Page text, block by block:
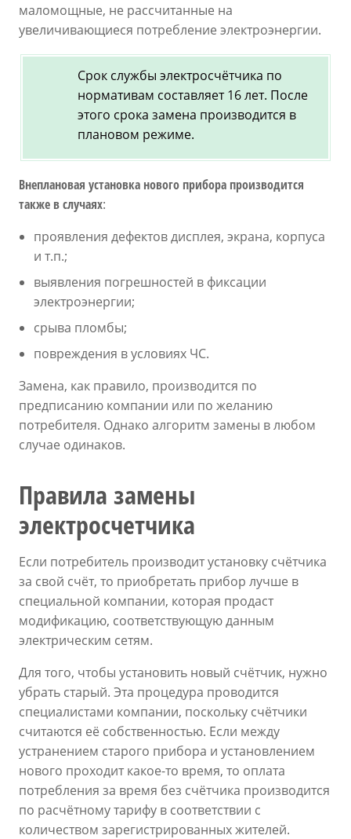
маломощные, не рассчитанные на
увеличивающиеся потребление электроэнергии.
Срок службы электросчётчика по
нормативам составляет 16 лет. После
этого срока замена производится в
плановом режиме.
Внеплановая установка нового прибора производится
также в случаях:
проявления дефектов дисплея, экрана, корпуса
и т.п.;
выявления погрешностей в фиксации
электроэнергии;
срыва пломбы;
повреждения в условиях ЧС.
Замена, как правило, производится по
предписанию компании или по желанию
потребителя. Однако алгоритм замены в любом
случае одинаков.
Правила замены
электросчетчика
Если потребитель производит установку счётчика
за свой счёт, то приобретать прибор лучше в
специальной компании, которая продаст
модификацию, соответствующую данным
электрическим сетям.
Для того, чтобы установить новый счётчик, нужно
убрать старый. Эта процедура проводится
специалистами компании, поскольку счётчики
считаются её собственностью. Если между
устранением старого прибора и установлением
нового проходит какое-то время, то оплата
потребления за время без счётчика производится
по расчётному тарифу в соответствии с
количеством зарегистрированных жителей.